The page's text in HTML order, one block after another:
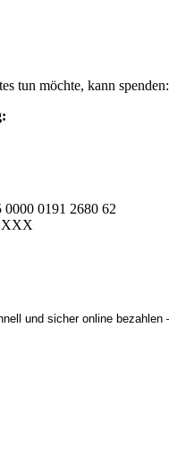
tun möchte, kann spenden:
0191 2680 62